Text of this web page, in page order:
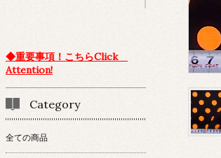
◆重要事項！こちらClick
Attention!
Category
全ての商品